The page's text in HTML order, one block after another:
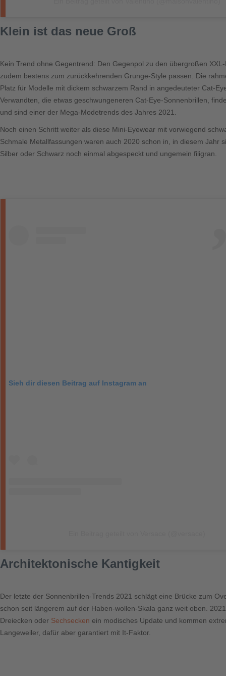
Klein ist das neue Groß
Kein Trend ohne Gegentrend: Den Gegenpol zu den übergroßen
zudem bestens zum zurückkehrenden Grunge-Style passen. Die
Platz für Modelle mit dickem schwarzem Rand in angedeuteter Cat-
Verwandten, die etwas geschwungeneren Cat-Eye-Sonnenbrillen,
und sind einer der Mega-Modetrends des Jahres 2021.
Noch einen Schritt weiter als diese Mini-Eyewear mit vorwiegend
Schmale Metallfassungen waren auch 2020 schon in, in diesem Jahr
Silber oder Schwarz noch einmal abgespeckt und ungemein filigran.
Sieh dir diesen Beitrag auf Instagram an
Architektonische Kantigkeit
Der letzte der Sonnenbrillen-Trends 2021 schlägt eine Brücke zum
schon seit längerem auf der Haben-wollen-Skala ganz weit oben.
Dreiecken oder Sechsecken ein modisches Update und kommen
Langeweiler, dafür aber garantiert mit It-Faktor.